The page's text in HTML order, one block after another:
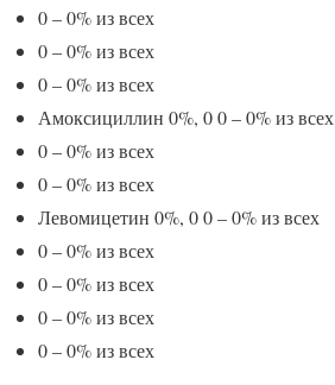
0 – 0% из всех
0 – 0% из всех
0 – 0% из всех
Амоксициллин 0%, 0 0 – 0% из всех
0 – 0% из всех
0 – 0% из всех
Левомицетин 0%, 0 0 – 0% из всех
0 – 0% из всех
0 – 0% из всех
0 – 0% из всех
0 – 0% из всех